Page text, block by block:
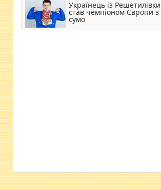
Українець із Решетилівки
став чемпіоном Європи з
сумо